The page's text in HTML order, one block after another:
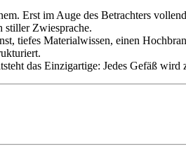
Erst im Auge des Betrachters
stiller Zwiesprache.
tiefes Materialwissen, einen
das Einzigartige: Jedes Gefäß